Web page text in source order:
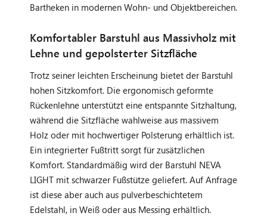
Bartheken in modernen Wohn- und Objektbereichen.
Komfortabler Barstuhl aus Massivholz mit
Lehne und gepolsterter Sitzfläche
Trotz seiner leichten Erscheinung bietet der Barstuhl
hohen Sitzkomfort. Die ergonomisch geformte
Rückenlehne unterstützt eine entspannte Sitzhaltung,
während die Sitzfläche wahlweise aus massivem
Holz oder mit hochwertiger Polsterung erhältlich ist.
Ein integrierter Fußtritt sorgt für zusätzlichen
Komfort. Standardmäßig wird der Barstuhl NEVA
LIGHT mit schwarzer Fußstütze geliefert. Auf Anfrage
ist diese aber auch aus pulverbeschichtetem
Edelstahl, in Weiß oder aus Messing erhältlich.